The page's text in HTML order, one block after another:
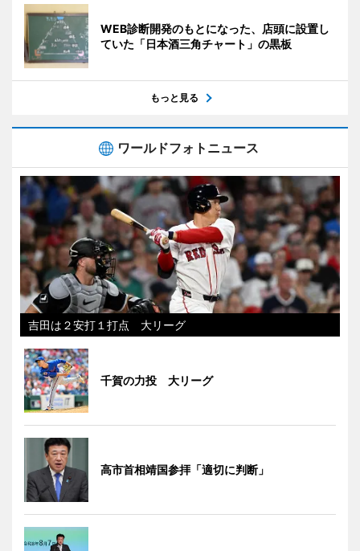
WEB診断開発のもとになった、店頭に設置し
ていた「日本酒三角チャート」の黒板
もっと見る
ワールドフォトニュース
吉田は２安打１打点 大リーグ
千賀の力投 大リーグ
高市首相靖国参拝「適切に判断」